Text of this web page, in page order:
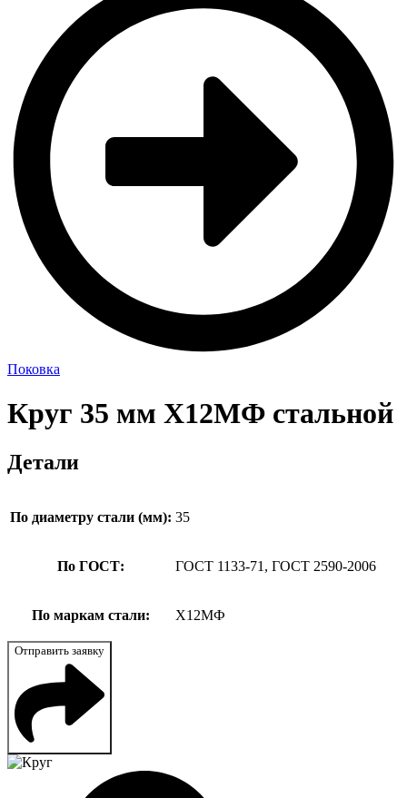
Поковка
Круг 35 мм Х12МФ стальной
Детали
По диаметру стали (мм): 35
По ГОСТ: ГОСТ 1133-71, ГОСТ 2590-2006
По маркам стали: Х12МФ
Отправить заявку